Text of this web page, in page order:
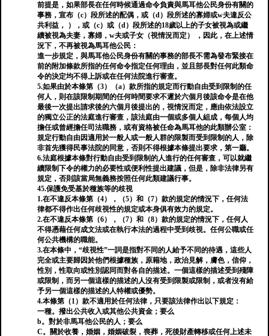
前提是，如果部長在任何時候通過命令負責與馬耳他公民身份有關的
事務，宣布（c）段所述的配偶，或（d）段所述的寡婦或w夫違反公
共利益， ），或（c）或（d）段所述的18歲以上的子女被視為或繼
續被視為夫妻，寡婦，w夫或子女（視情況而定） ，因此，在上述情
況下，不再被視為馬耳他公民：
進一步規定，與馬耳他公民身份有關的事務的部長不需為發布緊接在
前的附加條款所指的任何命令指定任何理由，並且部長對任何此類命
令的決定均不得上訴或在任何法院進行審查。
5.如果由於本條第（3）（a）款所指的規定而行動自由受到限制的任
何人，則在該限制期間的任何時間要求不遲於六個月後該命令是在他
最後一次提出請求後的六個月後提出的，視情況而定，應由依法設立
的獨立公正的法庭進行審查，該法庭由一個或多個人組成，每個人均
擔任或曾經擔任司法職務，或有資格被任命為馬耳他的此類辦公室：
規定行動自由因適用於一般人或一般人群的限製而受到限制的人，除
非首先獲得民事法院的同意，否則不得根據本條提出要求，第一廳。
6.法庭根據本條對行動自由受到限制的人進行的任何審查，可以就繼
續限制下令的權力的必要性或便利性提出建議，但是，除非法律另有
規定，否則該當局無義務按照任何此類建議行事。
45.保護免受基於種族等的歧視
1.在不違反本條第（4），（5）和（7）款的規定的情況下，任何法
律都不得作出任何歧視性的規定或本身俱有效力的規定。
2.在不違反本條第（6），（7）和（8）款的規定的情況下，任何人
不得憑藉任何成文法或在執行本法的過程中受到歧視。任何公職或任
何公共機構的職能。
3.在本條中，“歧視性”一詞是指對不同的人給予不同的待遇，這些人
完全或主要歸因於他們根據種族，原籍地，政治見解，膚色，信仰，
性別，性取向或性別認同而對各自的描述。一個這樣的描述受到殘障
或限制，而另一個這樣的描述的人沒有受到限製或限制，或者沒有給
予另一個這樣的描述的人特權或優勢。
4.本條第（1）款不適用於任何法律，只要該法律作出以下規定：
一種。撥出公共收入或其他公共資金；要么
b。對於非馬耳他公民的人；要么
C。關於收養，婚姻，婚姻破裂，喪葬，死後財產轉移或任何上述未